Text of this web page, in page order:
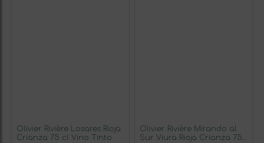
Olivier Rivière Losares Rioja
Crianza 75 cl Vino Tinto
Olivier Rivière Mirando al
Sur Viura Rioja Crianza 75